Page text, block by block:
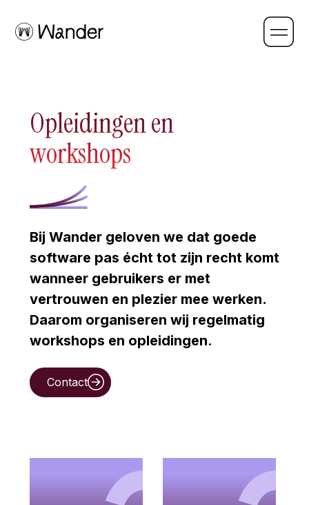
Opleidingen en
workshops
Bij Wander geloven we dat goede
software pas écht tot zijn recht komt
wanneer gebruikers er met
vertrouwen en plezier mee werken.
Daarom organiseren wij regelmatig
workshops en opleidingen.
Contact